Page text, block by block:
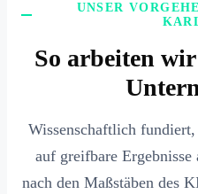
UNSER
So arbeiten
Wissenschaftlich
auf greifbare
nach den Maßstäben des